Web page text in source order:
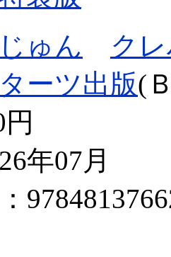
ゅん
ク
ーツ出版(
年07月